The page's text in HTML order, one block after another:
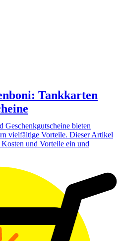
Tankkarten
Geschenkgutscheine bieten
vielfältige Vorteile. Dieser Artikel
und Vorteile ein und